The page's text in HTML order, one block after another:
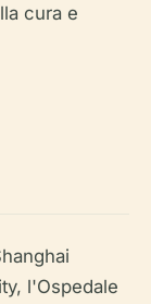
cura e
l'Ospedale